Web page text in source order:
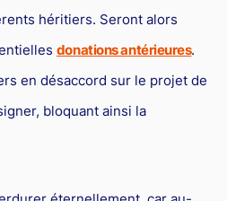
héritiers. Seront alors
donations antérieures.
en désaccord sur le projet de
bloquant ainsi la